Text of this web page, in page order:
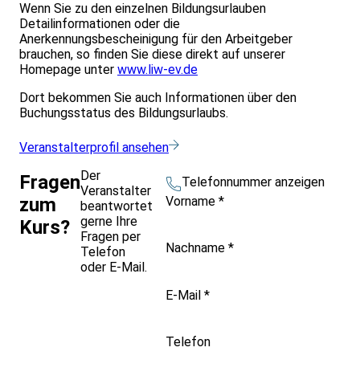
Wenn Sie zu den einzelnen Bildungsurlauben
Detailinformationen oder die
Anerkennungsbescheinigung für den Arbeitgeber
brauchen, so finden Sie diese direkt auf unserer
Homepage unter www.liw-ev.de
Dort bekommen Sie auch Informationen über den
Buchungsstatus des Bildungsurlaubs.
Veranstalterprofil ansehen
Fragen
zum
Kurs?
Der
Veranstalter
beantwortet
gerne Ihre
Fragen per
Telefon
oder E-Mail.
Telefonnummer anzeigen
Vorname *
Nachname *
E-Mail *
Telefon